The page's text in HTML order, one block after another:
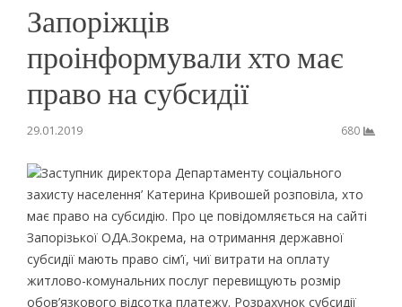
Запоріжців
проінформували хто має
право на субсидії
29.01.2019 680
Заступник директора Департаменту соціального
захисту населення’ Катерина Кривошей розповіла, хто
має право на субсидію. Про це повідомляється на сайті
Запорізької ОДА.Зокрема, на отримання державної
субсидії мають право сім’ї, чиї витрати на оплату
житлово-комунальних послуг перевищують розмір
обов’язкового відсотка платежу. Розрахунок субсидії